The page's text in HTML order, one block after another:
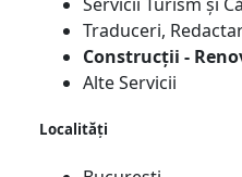
Traduceri,
Construcții -
Alte Servicii
Localități